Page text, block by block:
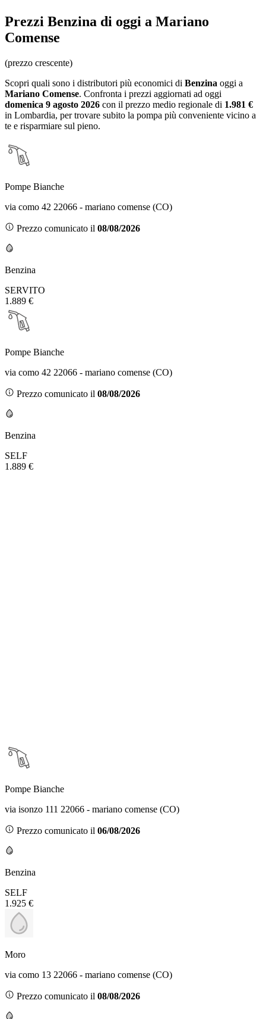
Prezzi Benzina di oggi a Mariano
Comense
(prezzo crescente)
Scopri quali sono i distributori più economici di Benzina oggi a
Mariano Comense. Confronta i prezzi aggiornati ad oggi
domenica 9 agosto 2026 con il prezzo medio regionale di 1.981 €
in Lombardia, per trovare subito la pompa più conveniente vicino a
te e risparmiare sul pieno.
Pompe Bianche
via como 42 22066 - mariano comense (CO)
Prezzo comunicato il 08/08/2026
Benzina
SERVITO
1.889 €
Pompe Bianche
via como 42 22066 - mariano comense (CO)
Prezzo comunicato il 08/08/2026
Benzina
SELF
1.889 €
Pompe Bianche
via isonzo 111 22066 - mariano comense (CO)
Prezzo comunicato il 06/08/2026
Benzina
SELF
1.925 €
Moro
via como 13 22066 - mariano comense (CO)
Prezzo comunicato il 08/08/2026